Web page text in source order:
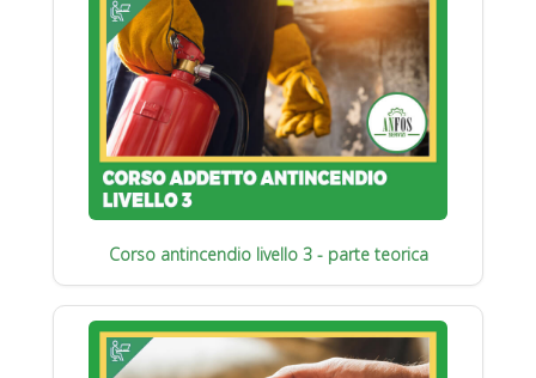
Corso antincendio livello 3 - parte teorica